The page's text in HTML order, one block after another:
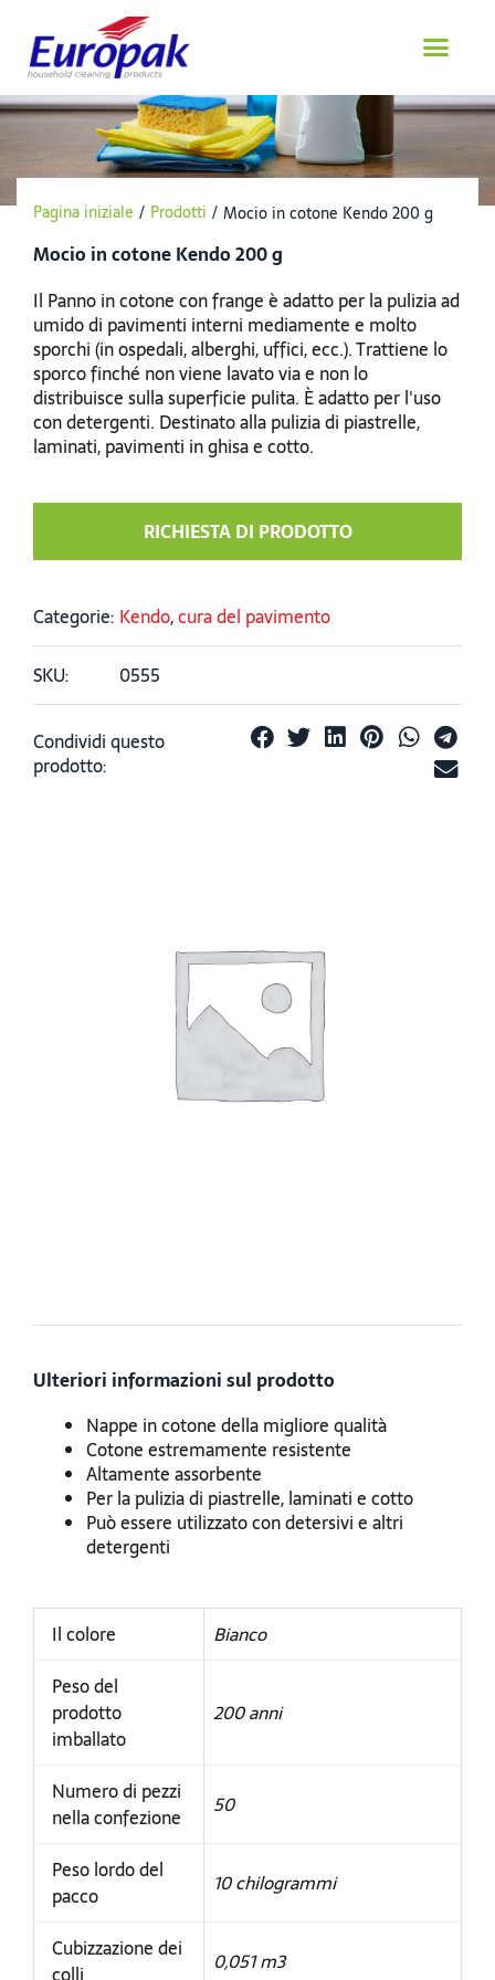
contenuto
Pagina iniziale / Prodotti / Mocio in cotone Kendo 200 g
Mocio in cotone Kendo 200 g
Il Panno in cotone con frange è adatto per la pulizia ad
umido di pavimenti interni mediamente e molto
sporchi (in ospedali, alberghi, uffici, ecc.). Trattiene lo
sporco finché non viene lavato via e non lo
distribuisce sulla superficie pulita. È adatto per l'uso
con detergenti. Destinato alla pulizia di piastrelle,
laminati, pavimenti in ghisa e cotto.
RICHIESTA DI PRODOTTO
Categorie: Kendo,cura del pavimento
SKU: 0555
Condividi questo
prodotto:
Ulteriori informazioni sul prodotto
Nappe in cotone della migliore qualità
Cotone estremamente resistente
Altamente assorbente
Per la pulizia di piastrelle, laminati e cotto
Può essere utilizzato con detersivi e altri
detergenti
Il colore
Bianco
Peso del
prodotto
imballato
200 anni
Numero di pezzi
nella confezione
50
Peso lordo del
pacco
10 chilogrammi
Cubizzazione dei
0,051 m3